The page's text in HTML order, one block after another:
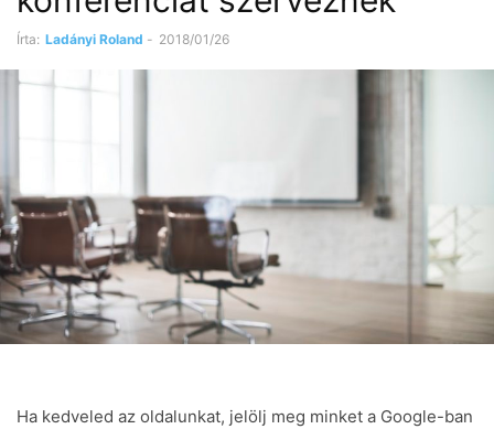
Írta: Ladányi Roland - 2018/01/26
Ha kedveled az oldalunkat, jelölj meg minket a Google-ban